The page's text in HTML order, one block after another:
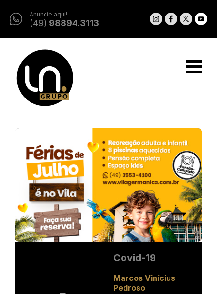
Anuncie aqui!
(49) 98894.3113
Covid-19
Marcos Vinícius
Pedroso